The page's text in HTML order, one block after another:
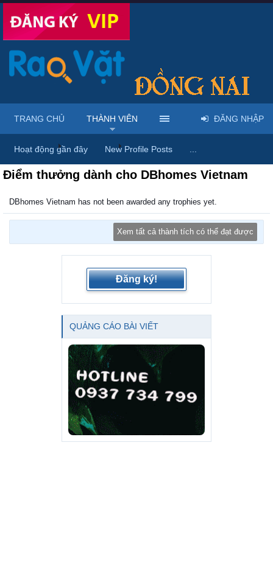
Trang chủ Thành viên DBhomes Vietnam
Điểm thưởng dành cho DBhomes Vietnam
DBhomes Vietnam has not been awarded any trophies yet.
Xem tất cả thành tích có thể đạt được
Đăng ký!
QUẢNG CÁO BÀI VIẾT
TRANG CHỦ THÀNH VIÊN
Hoạt động gần đây New Profile Posts
ĐĂNG NHẬP